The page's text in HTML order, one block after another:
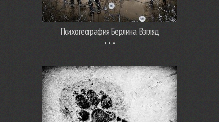
Психогеография Берлина. Взгляд